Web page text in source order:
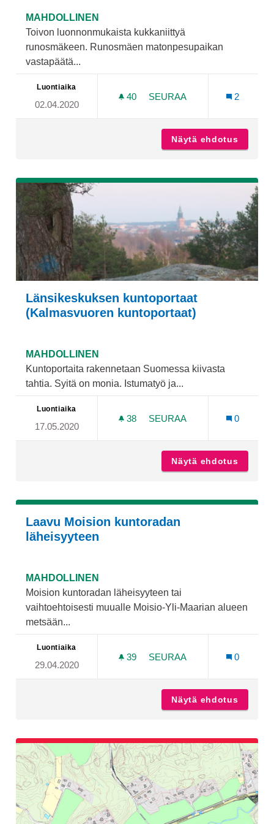
MAHDOLLINEN
Toivon luonnonmukaista kukkaniittyä
runosmäkeen. Runosmäen matonpesupaikan
vastapäätä...
Luontiaika
02.04.2020
40 40 SEURAAJAA
SEURAA
2
Näytä ehdotus
Länsikeskuksen kuntoportaat
(Kalmasvuoren kuntoportaat)
MAHDOLLINEN
Kuntoportaita rakennetaan Suomessa kiivasta
tahtia. Syitä on monia. Istumatyö ja...
Luontiaika
17.05.2020
38 38 SEURAAJAA
SEURAA
0
Näytä ehdotus
Laavu Moision kuntoradan
läheisyyteen
MAHDOLLINEN
Moision kuntoradan läheisyyteen tai
vaihtoehtoisesti muualle Moisio-Yli-Maarian alueen
metsään...
Luontiaika
29.04.2020
39 39 SEURAAJAA
SEURAA
0
Näytä ehdotus